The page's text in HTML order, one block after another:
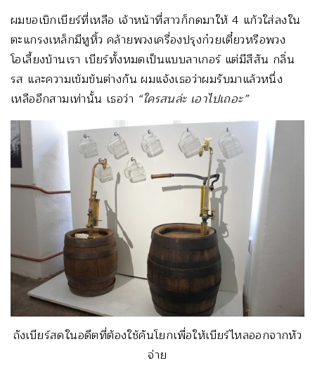
ผมขอเบิกเบียร์ที่เหลือ เจ้าหน้าที่สาวก็กดมาให้ 4 แก้วใส่ลงใน
ตะแกรงเหล็กมีหูหิ้ว คล้ายพวงเครื่องปรุงก๋วยเตี๋ยวหรือพวง
โอเลี้ยงบ้านเรา เบียร์ทั้งหมดเป็นแบบลาเกอร์ แต่มีสีสัน กลิ่น
รส และความเข้มข้นต่างกัน ผมแจ้งเธอว่าผมรับมาแล้วหนึ่ง
เหลืออีกสามเท่านั้น เธอว่า “ใครสนล่ะ เอาไปเถอะ”
ถังเบียร์สดในอดีตที่ต้องใช้คันโยกเพื่อให้เบียร์ไหลออกจากหัว
จ่าย